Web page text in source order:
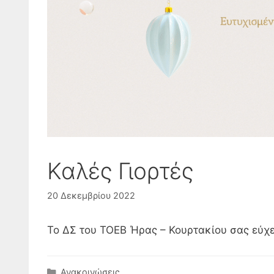
Καλές Γιορτές
20 Δεκεμβρίου 2022
Το ΔΣ του ΤΟΕΒ Ήρας – Κουρτακίου σας
Κατηγορίες
Ανακοινώσεις